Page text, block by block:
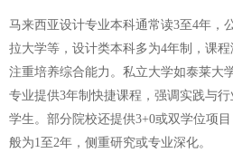
马来西亚设计专业本科通常读3至4年，
拉大学等，设计类本科多为4年制，课
注重培养综合能力。私立大学如泰莱大
专业提供3年制快捷课程，强调实践与
学生。部分院校还提供3+0或双学位项
般为1至2年，侧重研究或专业深化。